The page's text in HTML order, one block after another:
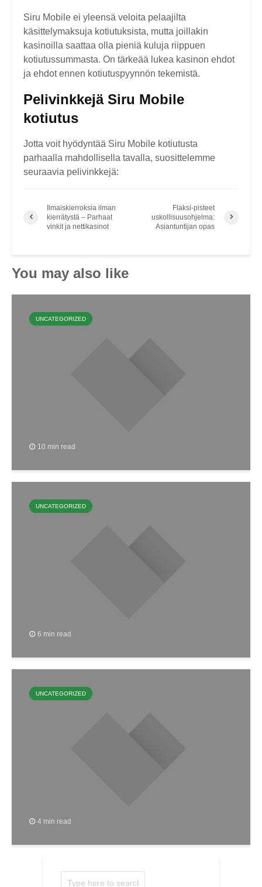
Siru Mobile ei yleensä veloita pelaajilta
käsittelymaksuja kotiutuksista, mutta joillakin
kasinoilla saattaa olla pieniä kuluja riippuen
kotiutussummasta. On tärkeää lukea kasinon ehdot
ja ehdot ennen kotiutuspyynnön tekemistä.
Pelivinkkejä Siru Mobile
kotiutus
Jotta voit hyödyntää Siru Mobile kotiutusta
parhaalla mahdollisella tavalla, suosittelemme
seuraavia pelivinkkejä:
Ilmaiskierroksia ilman
kierrätystä – Parhaat
vinkit ja nettikasinot
Flaksi-pisteet
uskollisuusohjelma:
Asiantuntijan opas
You may also like
UNCATEGORIZED
10 min read
UNCATEGORIZED
6 min read
UNCATEGORIZED
4 min read